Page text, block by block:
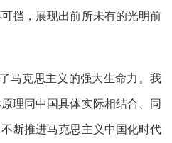
挡，展现出前所未有的光明前
克思主义的强大生命力。我
理同中国具体实际相结合、同
断推进马克思主义中国化时代